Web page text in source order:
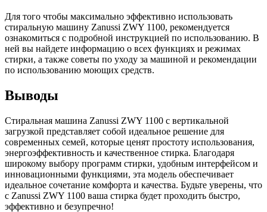
Для того чтобы максимально эффективно использовать
стиральную машину Zanussi ZWY 1100, рекомендуется
ознакомиться с подробной инструкцией по использованию. В
ней вы найдете информацию о всех функциях и режимах
стирки, а также советы по уходу за машиной и рекомендации
по использованию моющих средств.
Выводы
Стиральная машина Zanussi ZWY 1100 с вертикальной
загрузкой представляет собой идеальное решение для
современных семей, которые ценят простоту использования,
энергоэффективность и качественное стирка. Благодаря
широкому выбору программ стирки, удобным интерфейсом и
инновационными функциями, эта модель обеспечивает
идеальное сочетание комфорта и качества. Будьте уверены, что
с Zanussi ZWY 1100 ваша стирка будет проходить быстро,
эффективно и безупречно!